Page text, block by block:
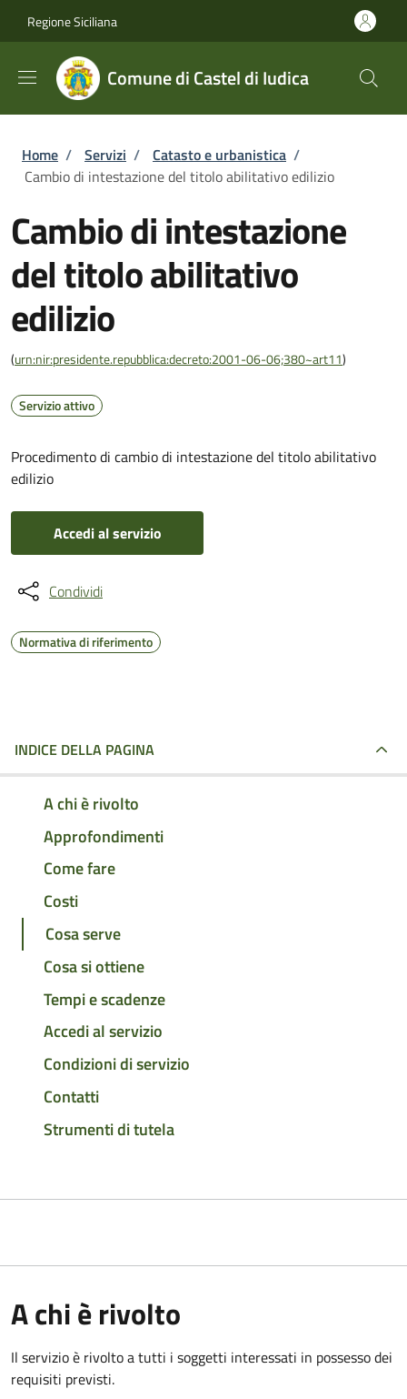
Regione Siciliana
Comune di Castel di Iudica
Briciole di pane
Home / Servizi / Catasto e urbanistica /
Cambio di intestazione del titolo abilitativo edilizio
Cambio di intestazione
del titolo abilitativo
edilizio
(urn:nir:presidente.repubblica:decreto:2001-06-06;380~art11)
Servizio attivo
Procedimento di cambio di intestazione del titolo abilitativo
edilizio
Accedi al servizio
Condividi
Normativa di riferimento
INDICE DELLA PAGINA
A chi è rivolto
Approfondimenti
Come fare
Costi
Cosa serve
Cosa si ottiene
Tempi e scadenze
Accedi al servizio
Condizioni di servizio
Contatti
Strumenti di tutela
A chi è rivolto
Il servizio è rivolto a tutti i soggetti interessati in possesso dei
requisiti previsti.